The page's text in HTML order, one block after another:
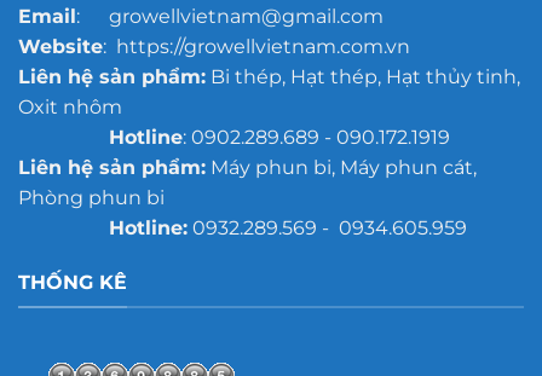
Email: growellvietnam@gmail.com
Website: https://growellvietnam.com.vn
Liên hệ sản phẩm:Bi thép, Hạt thép, Hạt thủy tinh,
Oxit nhôm
Hotline: 0902.289.689 - 090.172.1919
Liên hệ sản phẩm:Máy phun bi, Máy phun cát,
Phòng phun bi
Hotline:0932.289.569 - 0934.605.959
THỐNG KÊ